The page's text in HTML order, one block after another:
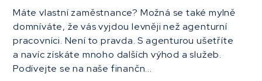
Máte vlastní zaměstnance? Možná se také mylně
domníváte, že vás vyjdou levněji než agenturní
pracovníci. Není to pravda. S agenturou ušetříte
a navíc získáte mnoho dalších výhod a služeb.
Podívejte se na naše finančn...